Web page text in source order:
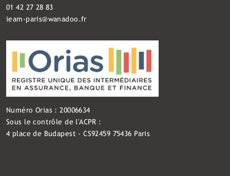
01 42 27 28 83
ieam-paris@wanadoo.fr
Numéro Orias : 20006634
Sous le contrôle de l'ACPR :
4 place de Budapest - CS92459 75436 Paris